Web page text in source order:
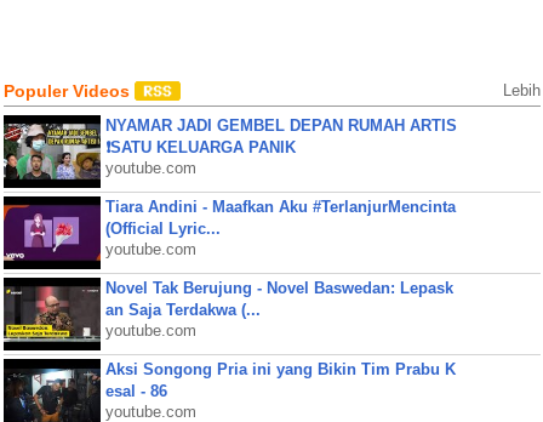
Populer Videos Lebih
NYAMAR JADI GEMBEL DEPAN RUMAH ARTIS
❗SATU KELUARGA PANIK
youtube.com
Tiara Andini - Maafkan Aku #TerlanjurMencinta
(Official Lyric...
youtube.com
Novel Tak Berujung - Novel Baswedan: Lepask
an Saja Terdakwa (...
youtube.com
Aksi Songong Pria ini yang Bikin Tim Prabu K
esal - 86
youtube.com